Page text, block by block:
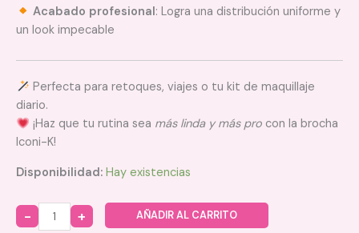
Acabado profesional: Logra una distribución uniforme y
un look impecable
Perfecta para retoques, viajes o tu kit de maquillaje
diario.
¡Haz que tu rutina sea más linda y más procon la brocha
Iconi-K!
Disponibilidad: Hay existencias
Quantity
AÑADIR AL CARRITO